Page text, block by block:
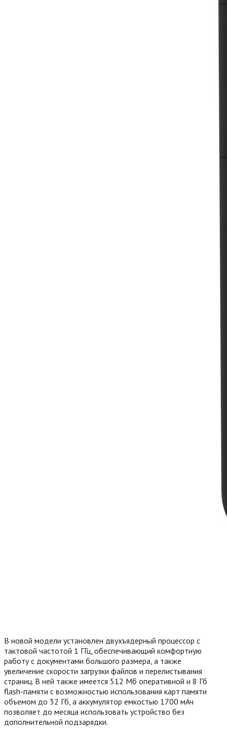
В новой модели установлен двухъядерный процессор с
тактовой частотой 1 ГГц, обеспечивающий комфортную
работу с документами большого размера, а также
увеличение скорости загрузки файлов и перелистывания
страниц. В ней также имеется 512 Мб оперативной и 8 Гб
flash-памяти с возможностью использования карт памяти
объемом до 32 Гб, а аккумулятор емкостью 1700 мАч
позволяет до месяца использовать устройство без
дополнительной подзарядки.